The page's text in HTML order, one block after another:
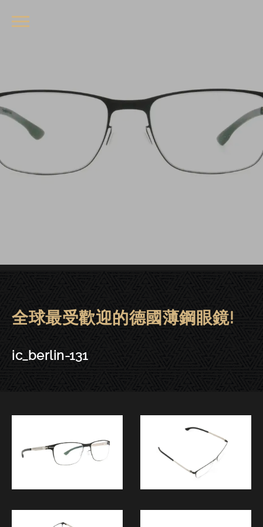
ic! berlin眼鏡 | 東門－ic_berlin-
全球最受歡迎的德國薄鋼眼鏡!
ic_berlin-131